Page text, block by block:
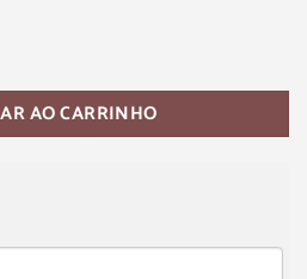
AO CARRINHO